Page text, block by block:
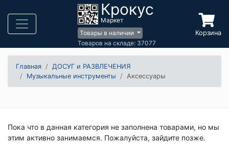
Крокус
Маркет
Товары в наличии
Товаров на складе: 37077
Корзина
Главная
ДОСУГ и РАЗВЛЕЧЕНИЯ
Музыкальные инструменты
Аксессуары
Пока что в данная категория не заполнена товарами, но мы
этим активно занимаемся. Пожалуйста, зайдите позже.